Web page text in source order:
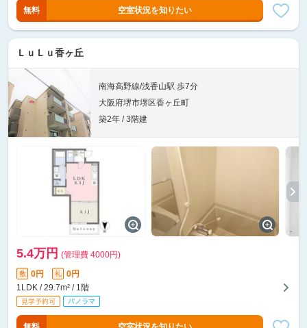
無料 空室状況を知りたい
ＬｕＬｕ香ヶ丘
南海高野線/浅香山駅 歩7分
大阪府堺市堺区香ヶ丘町
築2年 / 3階建
5.4万円 (管理費 4000円)
敷 0円 礼
0円
1LDK / 29.7m² / 1階